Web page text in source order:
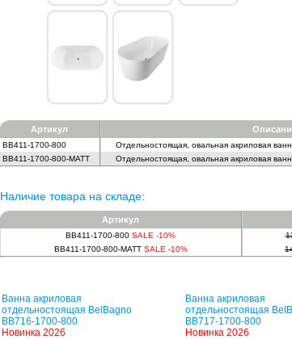
Артикул
BB411-1700-800 Отдельностоящая, овальная акриловая
BB411-1700-800-MATT
Отдельностоящая, овальная акриловая
Наличие товара на складе:
Артикул
BB411-1700-800 SALE -10%
BB411-1700-800-MATT SALE -10%
Ванна акриловая
отдельностоящая BelBagno
BB716-1700-800
Новинка 2026
Ванна акриловая
отдельностоящая
BB717-1700-800
Новинка 2026